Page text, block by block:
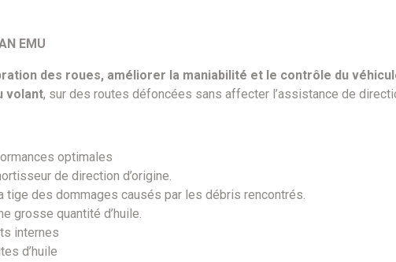
EMU
des roues, améliorer la maniabilité et le contrôle du
volant, sur des routes défoncées sans affecter l’assistance de
optimales
de direction d’origine.
tige des dommages causés par les débris rencontrés.
grosse quantité d’huile.
internes
d’huile